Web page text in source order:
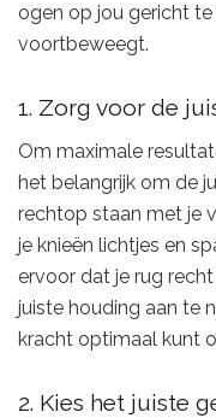
ogen op jou gericht
voortbeweegt.
1. Zorg voor de
Om maximale
het belangrijk om de
rechtop staan met je
je knieën lichtjes en
ervoor dat je rug
juiste houding aan te
kracht optimaal kunt
2. Kies het juiste